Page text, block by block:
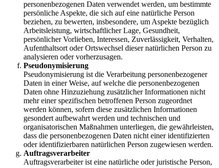
personenbezogenen Daten verwendet werden, um bestimmte
persönliche Aspekte, die sich auf eine natürliche Person
beziehen, zu bewerten, insbesondere, um Aspekte bezüglich
Arbeitsleistung, wirtschaftlicher Lage, Gesundheit,
persönlicher Vorlieben, Interessen, Zuverlässigkeit, Verhalten,
Aufenthaltsort oder Ortswechsel dieser natürlichen Person zu
analysieren oder vorherzusagen.
Pseudonymisierung
Pseudonymisierung ist die Verarbeitung personenbezogener
Daten in einer Weise, auf welche die personenbezogenen
Daten ohne Hinzuziehung zusätzlicher Informationen nicht
mehr einer spezifischen betroffenen Person zugeordnet
werden können, sofern diese zusätzlichen Informationen
gesondert aufbewahrt werden und technischen und
organisatorischen Maßnahmen unterliegen, die gewährleisten,
dass die personenbezogenen Daten nicht einer identifizierten
oder identifizierbaren natürlichen Person zugewiesen werden.
Auftragsverarbeiter
Auftragsverarbeiter ist eine natürliche oder juristische Person,